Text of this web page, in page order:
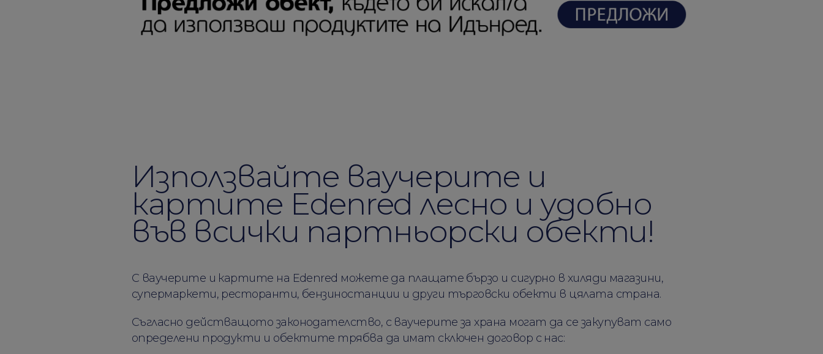
Използвайте ваучерите и
картите Edenred лесно и удобно
във всички партньорски обекти!
С ваучерите и картите на Edenred можете да плащате бързо и сигурно в хиляди магазини,
супермаркети, ресторанти, бензиностанции и други търговски обекти в цялата страна.
Съгласно действащото законодателство, с ваучерите за храна могат да се закупуват само
определени продукти и обектите трябва да имат сключен договор с нас: